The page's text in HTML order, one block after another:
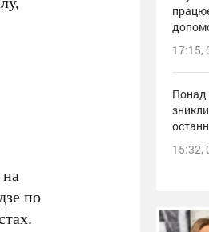
по
17:15,
Понад
15:32,